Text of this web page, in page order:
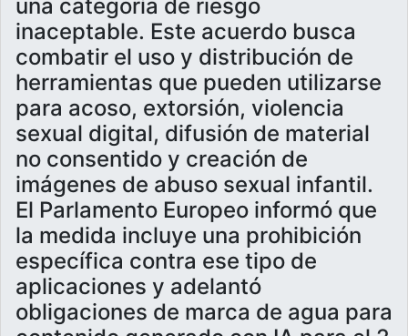
una categoría de riesgo
inaceptable. Este acuerdo busca
combatir el uso y distribución de
herramientas que pueden utilizarse
para acoso, extorsión, violencia
sexual digital, difusión de material
no consentido y creación de
imágenes de abuso sexual infantil.
El Parlamento Europeo informó que
la medida incluye una prohibición
específica contra ese tipo de
aplicaciones y adelantó
obligaciones de marca de agua para